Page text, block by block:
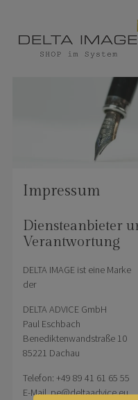
SHOP DELTA
Finden – Liefern – Erleben
Impressum
Diensteanbieter
Verantwortung
DELTA IMAGE ist eine Marke
der
DELTA ADVICE GmbH
Paul Eschbach
Benediktenwandstraße 10
85221 Dachau
Telefon: +49 89 41 61 65 55
E-Mail pe@deltaadvice.eu